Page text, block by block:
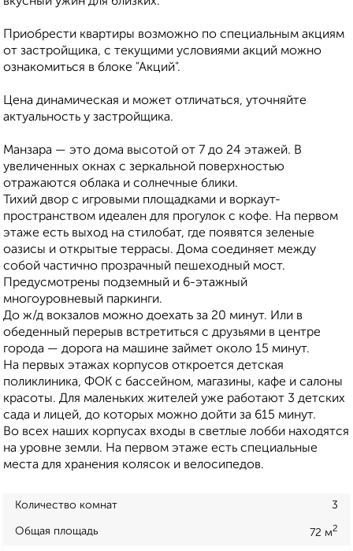
Приобрести квартиры возможно по специальным акциям
от застройщика, с текущими условиями акций можно
ознакомиться в блоке "Акций".
Цена динамическая и может отличаться, уточняйте
актуальность у застройщика.
Манзара — это дома высотой от 7 до 24 этажей. В
увеличенных окнах с зеркальной поверхностью
отражаются облака и солнечные блики.
Тихий двор с игровыми площадками и воркаут-
пространством идеален для прогулок с кофе. На первом
этаже есть выход на стилобат, где появятся зеленые
оазисы и открытые террасы. Дома соединяет между
собой частично прозрачный пешеходный мост.
Предусмотрены подземный и 6-этажный
многоуровневый паркинги.
До ж/д вокзалов можно доехать за 20 минут. Или в
обеденный перерыв встретиться с друзьями в центре
города — дорога на машине займет около 15 минут.
На первых этажах корпусов откроется детская
поликлиника, ФОК с бассейном, магазины, кафе и салоны
красоты. Для маленьких жителей уже работают 3 детских
сада и лицей, до которых можно дойти за 615 минут.
Во всех наших корпусах входы в светлые лобби находятся
на уровне земли. На первом этаже есть специальные
места для хранения колясок и велосипедов.
Количество комнат 3
Общая площадь 72 м2